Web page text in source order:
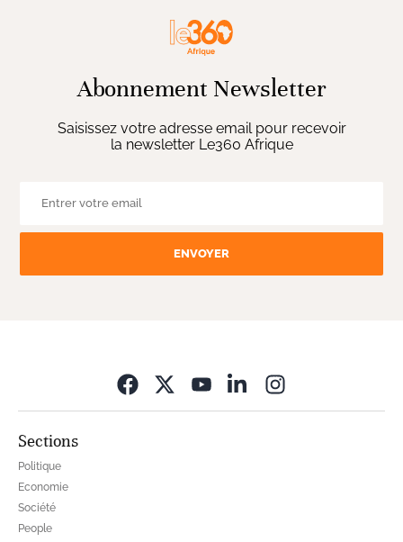
Abonnement Newsletter
Saisissez votre adresse email pour recevoir
la newsletter Le360 Afrique
ENVOYER
Sections
Politique
Economie
Société
People